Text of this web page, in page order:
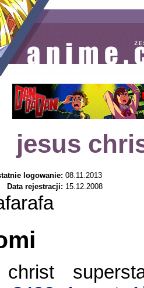
jesus
logowanie: 08.11.2013
Data rejestracji: 15.12.2008
christ